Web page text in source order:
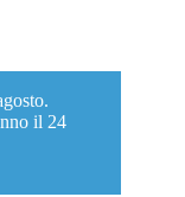
il 24